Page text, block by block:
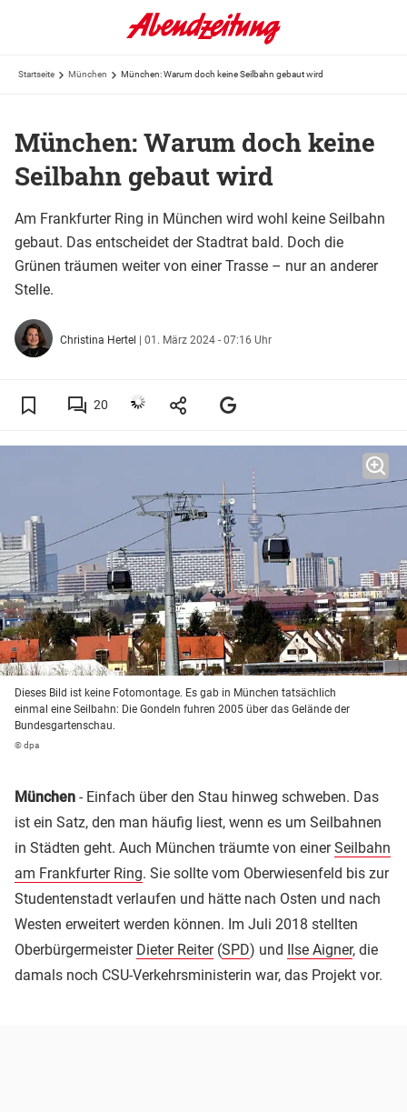
Startseite München München: Warum doch keine Seilbahn gebaut wird
München: Warum doch keine
Seilbahn gebaut wird
Am Frankfurter Ring in München wird wohl keine Seilbahn
gebaut. Das entscheidet der Stadtrat bald. Doch die
Grünen träumen weiter von einer Trasse – nur an anderer
Stelle.
Christina Hertel | 01. März 2024 - 07:16 Uhr
20
Dieses Bild ist keine Fotomontage. Es gab in München tatsächlich
einmal eine Seilbahn: Die Gondeln fuhren 2005 über das Gelände der
Bundesgartenschau.
© dpa
München - Einfach über den Stau hinweg schweben. Das
ist ein Satz, den man häufig liest, wenn es um Seilbahnen
in Städten geht. Auch München träumte von einerSeilbahn
am Frankfurter Ring. Sie sollte vom Oberwiesenfeld bis zur
Studentenstadt verlaufen und hätte nach Osten und nach
Westen erweitert werden können. Im Juli 2018 stellten
Oberbürgermeister Dieter Reiter(SPD) und Ilse Aigner, die
damals noch CSU-Verkehrsministerin war, das Projekt vor.